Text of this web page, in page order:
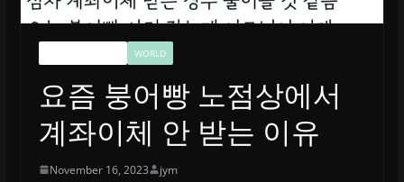
WORLD
요즘 붕어빵 노점상에서
계좌이체 안 받는 이유
November 16, 2023 jym